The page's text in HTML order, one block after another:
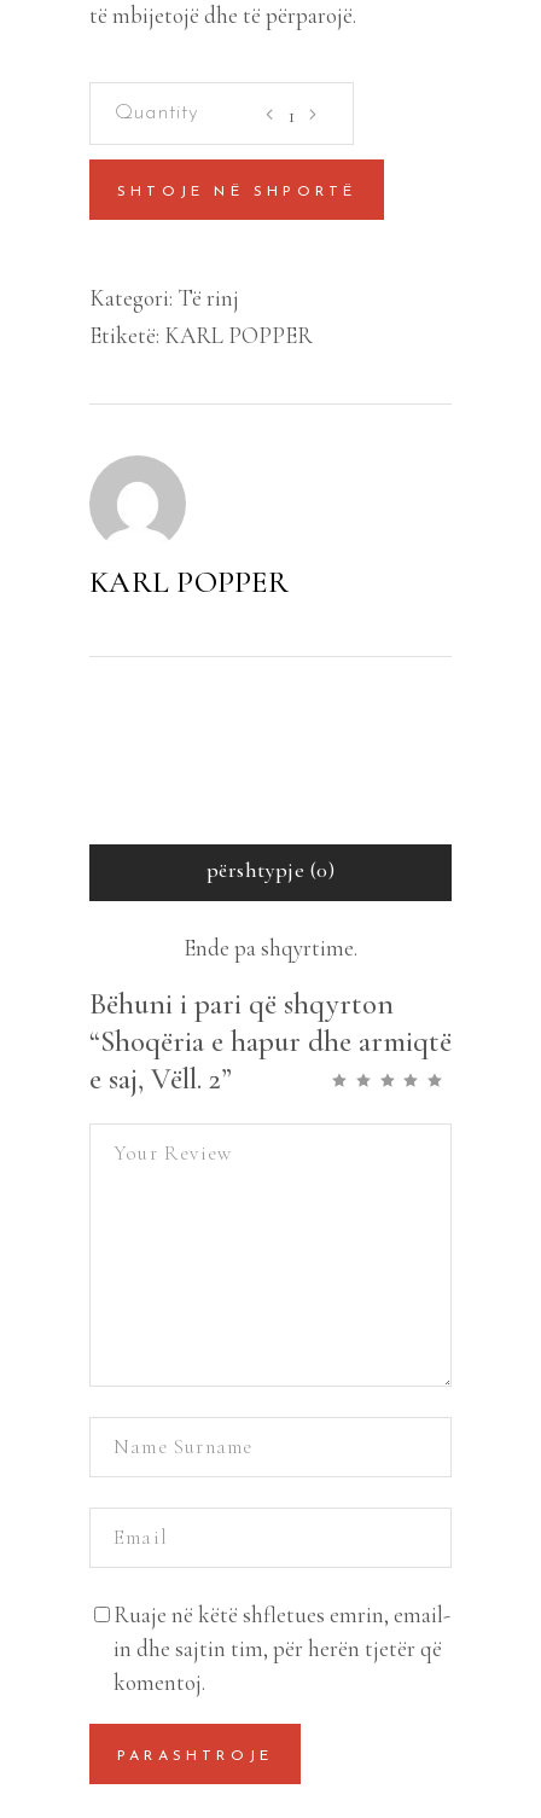
të mbijetojë dhe të përparojë.
hapur
dhe
saj,
Vëll.
quantity
SHTOJE NË SHPORTË
Kategori: Të rinj
Etiketë: KARL POPPER
KARL POPPER
përshtypje (0)
Ende pa shqyrtime.
Bëhuni i pari që shqyrton
“Shoqëria e hapur dhe armiqtë
e saj, Vëll. 2”
Ruaje në këtë shfletues emrin, email-
in dhe sajtin tim, për herën tjetër që
komentoj.